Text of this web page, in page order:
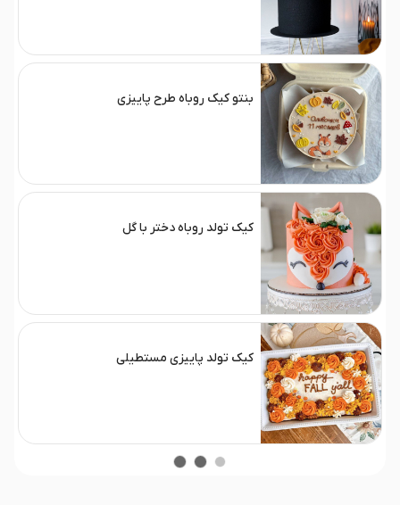
بنتو کیک روباه طرح پاییزی
کیک تولد روباه دختر با گل
کیک تولد پاییزی مستطیلی